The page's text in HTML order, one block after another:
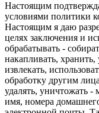
Настоящим
условиями политики
Настоящим я даю
целях заключения и
обрабатывать -
накапливать, хранить,
извлекать,
обработку другим
удалять, уничтожать
имя, номера